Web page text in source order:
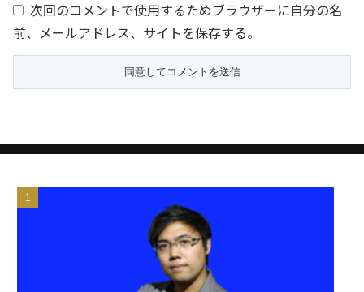
次回のコメントで使用するためブラウザーに自分の名
前、メールアドレス、サイトを保存する。